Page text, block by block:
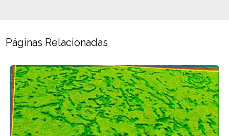
Páginas Relacionadas